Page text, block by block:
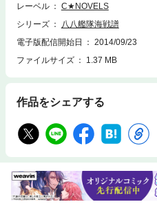
レーベル
C★NOVELS
シリーズ
八八艦隊海戦譜
電子版配信開始日
2014/09/23
ファイルサイズ
1.37 MB
作品をシェアする